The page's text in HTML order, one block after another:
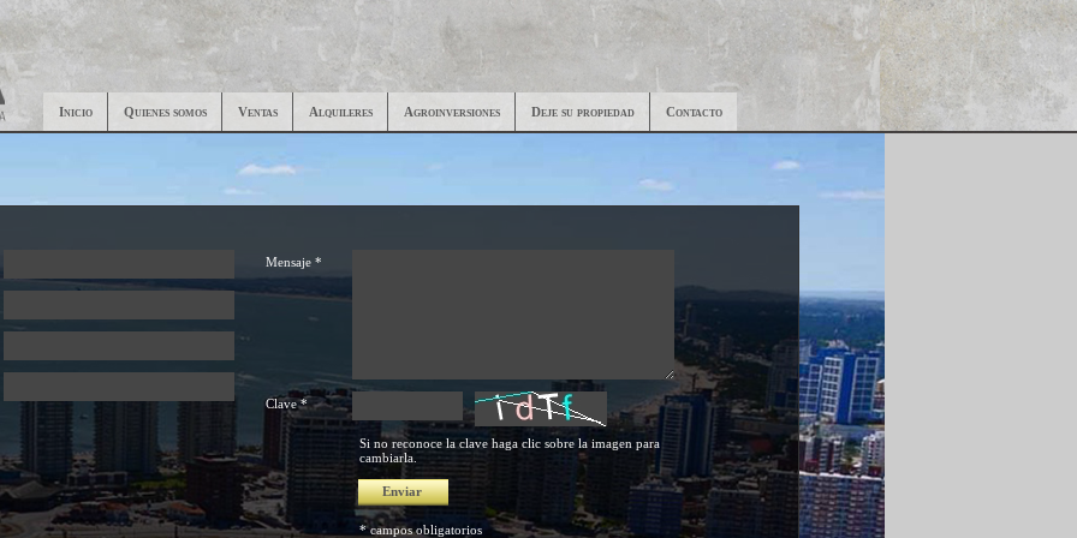
Inicio Quienes somos Ventas Alquileres Agroinversiones Deje su propiedad Contacto
Mensaje *
Clave *
Si no reconoce la clave haga clic sobre la imagen para
cambiarla.
* campos obligatorios